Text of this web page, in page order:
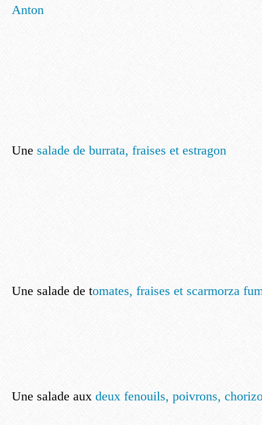
Anton
Une salade de burrata, fraises et estragon
Une salade de tomates, fraises et scarmorza
Une salade aux deux fenouils, poivrons,